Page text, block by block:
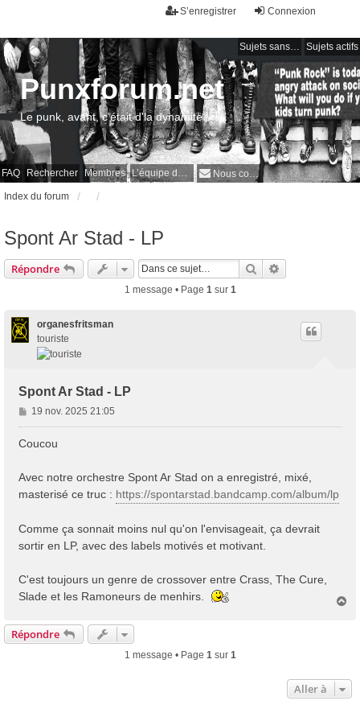
Connexion
S’enregistrer
Sujets sans réponse Sujets actifs
FAQ Rechercher Membres L’équipe du forum Nous contacter
Punxforum.net
Le punk, avant, c'était d'la dynamite !
Index du forum
Spont Ar Stad - LP
Répondre Rechercher
1 message • Page 1sur 1
organesfritsman
touriste
Spont Ar Stad - LP
M
e
g
e
19 nov. 2025 21:05
Coucou
Avec notre orchestre Spont Ar Stad on a enregistré, mixé,
masterisé ce truc : https://spontarstad.bandcamp.com/album/lp
Comme ça sonnait moins nul qu'on l'envisageait, ça devrait
sortir en LP, avec des labels motivés et motivant.
C'est toujours un genre de crossover entre Crass, The Cure,
Slade et les Ramoneurs de menhirs.
Répondre
1 message • Page 1 sur 1
Aller à